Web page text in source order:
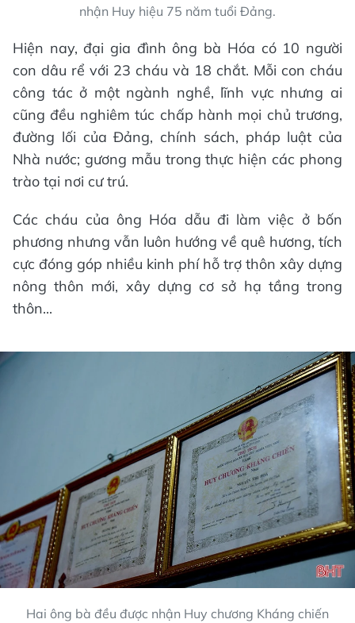
nhận Huy hiệu 75 năm tuổi Đảng.
Hiện nay, đại gia đình ông bà Hóa có 10 người
con dâu rể với 23 cháu và 18 chắt. Mỗi con cháu
công tác ở một ngành nghề, lĩnh vực nhưng ai
cũng đều nghiêm túc chấp hành mọi chủ trương,
đường lối của Đảng, chính sách, pháp luật của
Nhà nước; gương mẫu trong thực hiện các phong
trào tại nơi cư trú.
Các cháu của ông Hóa dẫu đi làm việc ở bốn
phương nhưng vẫn luôn hướng về quê hương, tích
cực đóng góp nhiều kinh phí hỗ trợ thôn xây dựng
nông thôn mới, xây dựng cơ sở hạ tầng trong
thôn...
Hai ông bà đều được nhận Huy chương Kháng chiến